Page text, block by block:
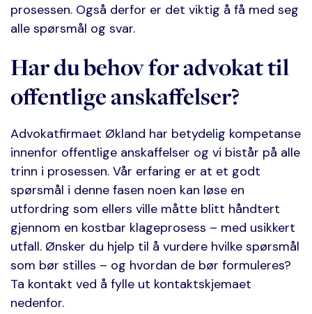
prosessen. Også derfor er det viktig å få med seg
alle spørsmål og svar.
Har du behov for advokat til
offentlige anskaffelser?
Advokatfirmaet Økland har betydelig kompetanse
innenfor offentlige anskaffelser og vi bistår på alle
trinn i prosessen. Vår erfaring er at et godt
spørsmål i denne fasen noen kan løse en
utfordring som ellers ville måtte blitt håndtert
gjennom en kostbar klageprosess – med usikkert
utfall. Ønsker du hjelp til å vurdere hvilke spørsmål
som bør stilles – og hvordan de bør formuleres?
Ta kontakt ved å fylle ut kontaktskjemaet
nedenfor.